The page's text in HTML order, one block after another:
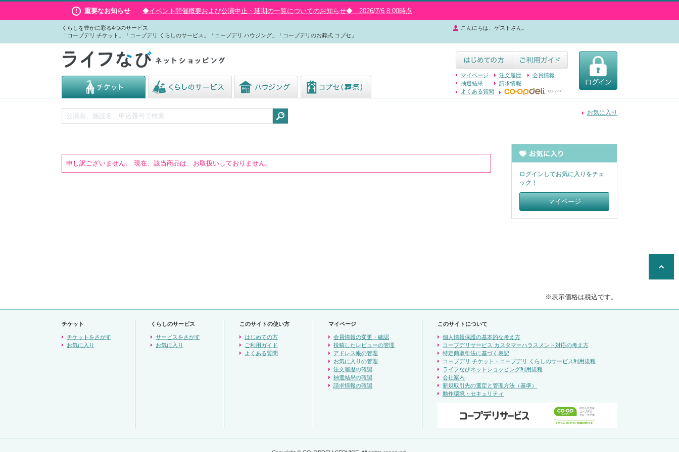
重要なお知らせ ◆イベント開催概要および公演中止・延期の一覧についてのお知らせ◆ 2026/7/6 8:00時点
くらしを豊かに彩る4つのサービス
「コープデリ チケット」「コープデリ くらしのサービス」「コープデリ ハウジング」「コープデリのお葬式 コプセ」
こんにちは、ゲストさん。
マイページ 注文履歴
会員情報
抽選結果
請求情報
よくある質問
お気に入り
申し訳ございません。 現在、該当商品は、お取扱いしておりません。
ログインしてお気に入りをチェ
ック！
マイページ
※表示価格は税込です。
チケット
チケットをさがす
お気に入り
くらしのサービス
サービスをさがす
お気に入り
このサイトの使い方
はじめての方
ご利用ガイド
よくある質問
マイページ
会員情報の変更・確認
投稿したレビューの管理
アドレス帳の管理
お気に入りの管理
注文履歴の確認
抽選結果の確認
請求情報の確認
このサイトについて
個人情報保護の基本的な考え方
コープデリサービス カスタマーハラスメント対応の考え方
特定商取引法に基づく表記
コープデリ チケット・コープデリ くらしのサービス利用規程
ライフなびネットショッピング利用規程
会社案内
新規取引先の選定と管理方法（基準）
動作環境・セキュリティ